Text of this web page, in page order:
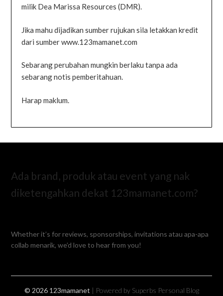
milik Dea Marissa Resources (DMR).
Jika mahu dijadikan sumber rujukan sila letakkan kredit
dari sumber www.123mamanet.com
Sebarang perubahan mungkin berlaku tanpa ada
sebarang notis pemberitahuan.
Harap maklum.
Ada brand, produk atau event yang nak
diketengahkan dekat 123mamanet.com?
Whether it’s for reviews, sponsorships, invitations atau apa-apa
collab menarik, we’d love to hear from you!
© 2026 123mamanet | Powered by Superbs Personal Blog